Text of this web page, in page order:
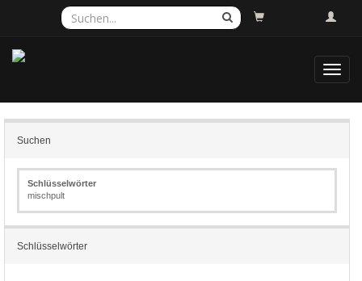
Suchen
Schlüsselwörter
mischpult
Schlüsselwörter